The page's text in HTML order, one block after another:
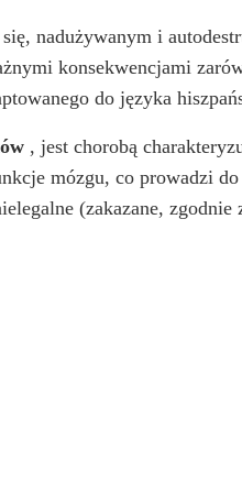
nadużywanym i
konsekwencjami
do języka
, jest chorobą
mózgu, co prowadzi
(zakazane, zgodnie